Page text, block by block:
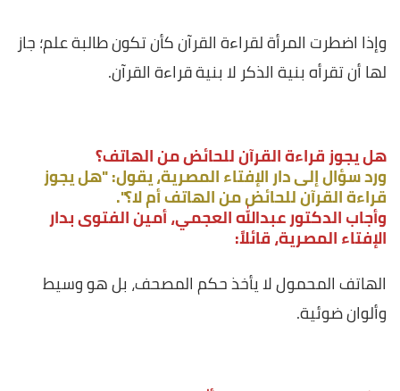
وإذا اضطرت المرأة لقراءة القرآن كأن تكون طالبة علم؛ جاز
لها أن تقرأه بنية الذكر لا بنية قراءة القرآن.
هل يجوز قراءة القرآن للحائض من الهاتف؟
ورد سؤال إلى دار الإفتاء المصرية، يقول: "هل يجوز
قراءة القرآن للحائض من الهاتف أم لا؟".
وأجاب الدكتور عبدالله العجمي، أمين الفتوى بدار
الإفتاء المصرية، قائلاً:
الهاتف المحمول لا يأخذ حكم المصحف، بل هو وسيط
وألوان ضوئية.